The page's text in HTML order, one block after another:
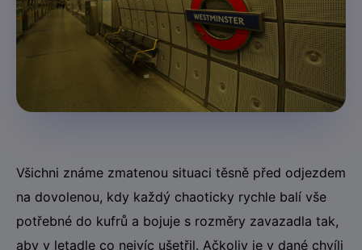
Všichni známe zmatenou situaci těsně před odjezdem
na dovolenou, kdy každý chaoticky rychle balí vše
potřebné do kufrů a bojuje s rozměry zavazadla tak,
aby v letadle co nejvíc ušetřil. Ačkoliv je v dané chvíli